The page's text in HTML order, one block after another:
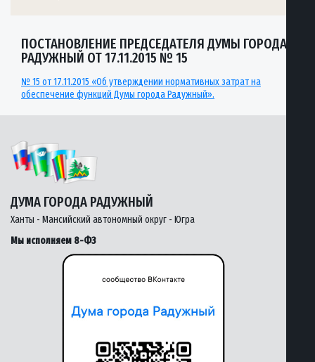
ПОСТАНОВЛЕНИЕ ПРЕДСЕДАТЕЛЯ ДУМЫ ГОРОДА
РАДУЖНЫЙ ОТ 17.11.2015 № 15
№ 15 от 17.11.2015 «Об утверждении нормативных затрат на
обеспечение функций Думы города Радужный».
ДУМА ГОРОДА РАДУЖНЫЙ
Ханты - Мансийский автономный округ - Югра
Мы исполняем 8-ФЗ